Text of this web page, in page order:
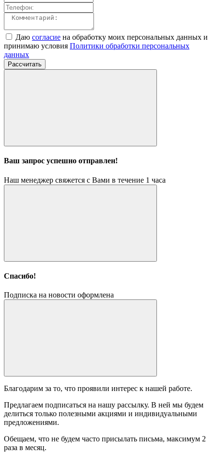
Даю согласие на обработку моих персональных данных и
принимаю условия Политики обработки персональных
данных
Рассчитать
Ваш запрос успешно отправлен!
Наш менеджер свяжется с Вами в течение 1 часа
Спасибо!
Подписка на новости оформлена
Благодарим за то, что проявили интерес к нашей работе.
Предлагаем подписаться на нашу рассылку. В ней мы будем
делиться только полезными акциями и индивидуальными
предложениями.
Обещаем, что не будем часто присылать письма, максимум 2
раза в месяц.